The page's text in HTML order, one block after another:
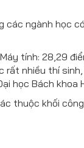
các ngành học
tính: 28,29
rất nhiều thí
học Bách khoa
thuộc khối